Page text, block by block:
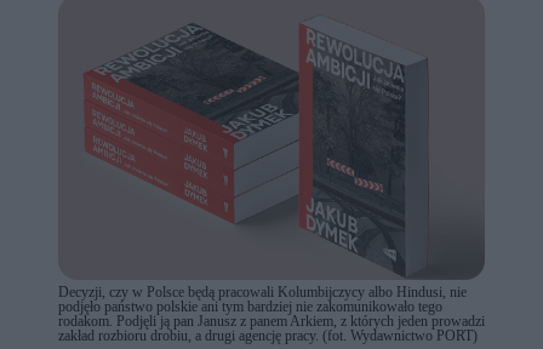
Decyzji, czy w Polsce będą pracowali Kolumbijczycy albo Hindusi, nie
podjęło państwo polskie ani tym bardziej nie za­komunikowało tego
rodakom. Podjęli ją pan Janusz z panem Arkiem, z których jeden prowadzi
zakład rozbioru drobiu, a drugi agencję pracy. (fot. Wydawnictwo PORT)